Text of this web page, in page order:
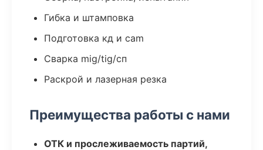
Гибка и штамповка
Подготовка кд и cam
Сварка mig/tig/сп
Раскрой и лазерная резка
Преимущества работы с нами
ОТК и прослеживаемость партий,